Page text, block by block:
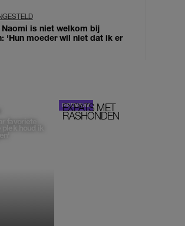
is niet welkom bij
'Hun moeder wil niet dat ik er
favoriete
houd ik
EXPATS MET
RASHONDEN